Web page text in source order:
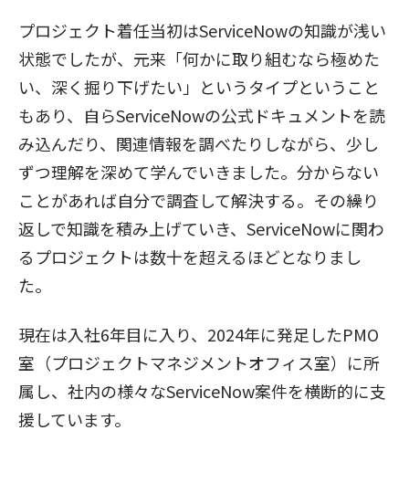
プロジェクト着任当初はServiceNowの知識が浅い
状態でしたが、元来「何かに取り組むなら極めた
い、深く掘り下げたい」というタイプということ
もあり、自らServiceNowの公式ドキュメントを読
み込んだり、関連情報を調べたりしながら、少し
ずつ理解を深めて学んでいきました。分からない
ことがあれば自分で調査して解決する。その繰り
返しで知識を積み上げていき、ServiceNowに関わ
るプロジェクトは数十を超えるほどとなりまし
た。
現在は入社6年目に入り、2024年に発足したPMO
室（プロジェクトマネジメントオフィス室）に所
属し、社内の様々なServiceNow案件を横断的に支
援しています。